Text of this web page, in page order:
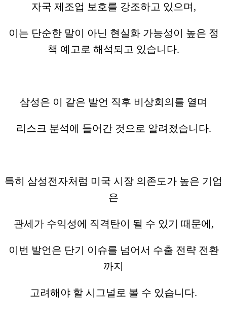
자국 제조업 보호를 강조하고 있으며,
이는 단순한 말이 아닌 현실화 가능성이 높은 정
책 예고로 해석되고 있습니다.
삼성은 이 같은 발언 직후 비상회의를 열며
리스크 분석에 들어간 것으로 알려졌습니다.
특히 삼성전자처럼 미국 시장 의존도가 높은 기업
은
관세가 수익성에 직격탄이 될 수 있기 때문에,
이번 발언은 단기 이슈를 넘어서 수출 전략 전환
까지
고려해야 할 시그널로 볼 수 있습니다.